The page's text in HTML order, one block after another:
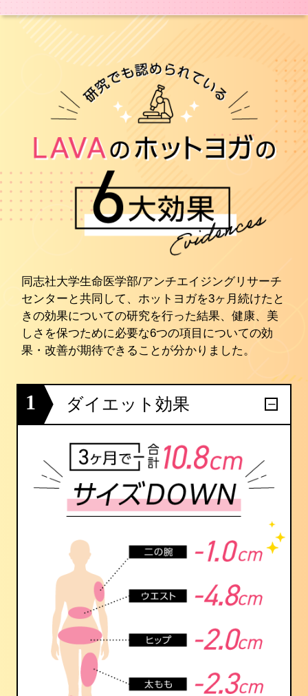
同志社大学生命医学部/アンチエイジングリサーチ
センターと共同して、ホットヨガを3ヶ月続けたと
きの効果についての研究を行った結果、健康、美
しさを保つために必要な6つの項目についての効
果・改善が期待できることが分かりました。
1 ダイエット効果